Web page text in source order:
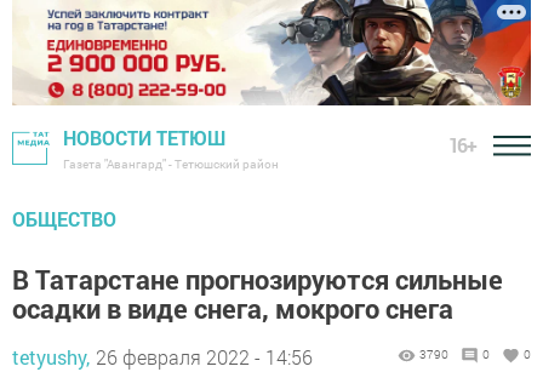
НОВОСТИ ТЕТЮШ
Газета "Авангард" - Тетюшский район
16+
ОБЩЕСТВО
В Татарстане прогнозируются сильные
осадки в виде снега, мокрого снега
tetyushy, 26 февраля 2022 - 14:56 3790 0 0